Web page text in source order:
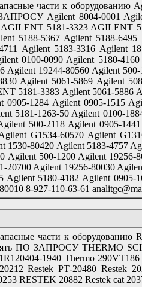
части к оборудованию
Agilent 8004-0001
5181-3323 AGILENT
5188-5367 Agilent 5188-
Agilent 5183-3316 Agilent
0100-0090 Agilent 5180-
Agilent 19244-80560 Agilent
Agilent 5061-5869 Agilent
5181-3383 Agilent 5061-5886
0905-1284 Agilent 0905-1515
5181-1263-50 Agilent 0100-
500-2118 Agilent 0905-
G1534-60570 Agilent
1530-80420 Agilent 5183-4757
Agilent 500-1200 Agilent
20700 Agilent 19256-80030
Agilent 5180-4182 Agilent
8-927-110-63-61
части к оборудованию
ПО ЗАПРОСУ THERMO
1940 Thermo
Restek РТ-20480 Restek
RESTEK 20882 Restek cat